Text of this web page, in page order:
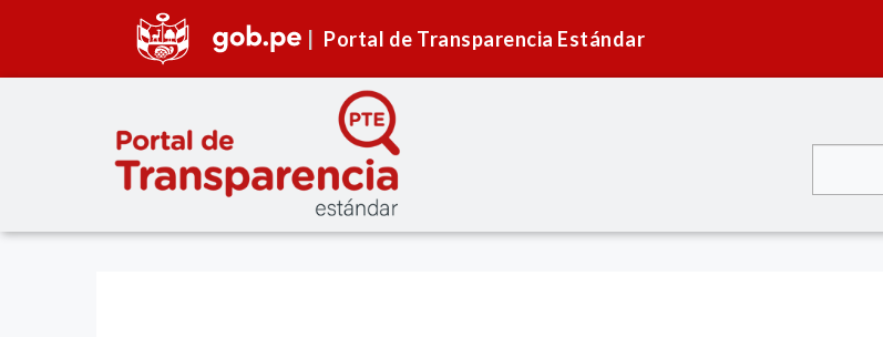
Portal de Transparencia Estándar